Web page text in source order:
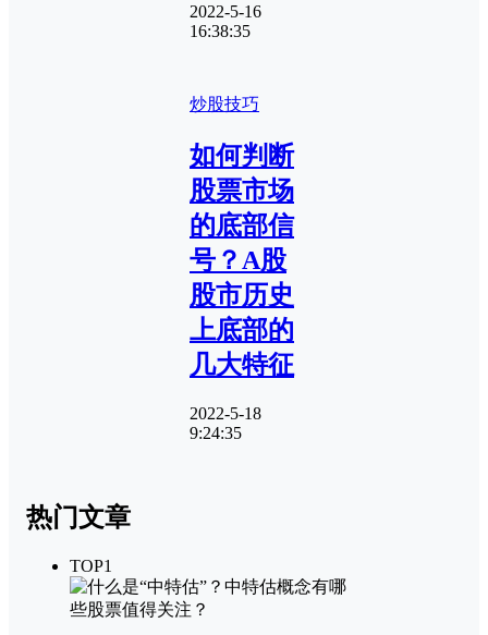
2022-5-16
16:38:35
炒股技巧
如何判断
股票市场
的底部信
号？A股
股市历史
上底部的
几大特征
2022-5-18
9:24:35
热门文章
TOP1